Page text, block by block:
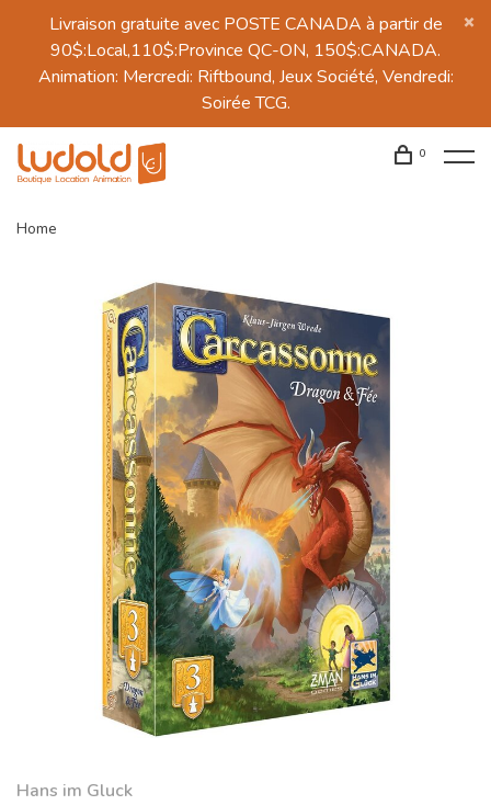
Livraison gratuite avec POSTE CANADA à partir de
90$:Local,110$:Province QC-ON, 150$:CANADA.
Animation: Mercredi: Riftbound, Jeux Société, Vendredi:
Soirée TCG.
0
Home
Hans im Gluck